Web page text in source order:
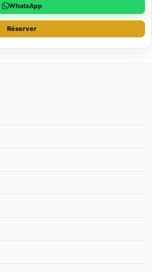
WhatsApp
Réserver